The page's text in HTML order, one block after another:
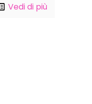
Vedi di più